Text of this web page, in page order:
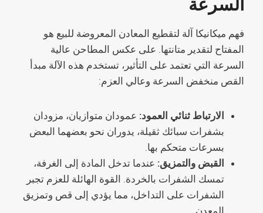
السرعة
فهم ميكانيكا آلة لتقطيع المعادن المعروضة للبيع هو
المفتاح لتقدير متانتها. على عكس المطاحن عالية
السرعة التي تعتمد على التأثير، تستخدم هذه الآلة مبدأ
القص منخفض السرعة وعالي العزم:
الارتباط ثنائي العمود: عمودان متوازيان، مزودان
بشفرات سبائك ثقيلة، يدوران نحو بعضهما البعض
بسرعات متحكم بها.
القبض والتمزيق: عندما تدخل المادة إلى الغرفة،
تمسك الشفرات بالخردة. القوة الهائلة للعزم تجبر
الشفرات على التداخل، مما يؤدي إلى قص وتمزيق
المعدن.